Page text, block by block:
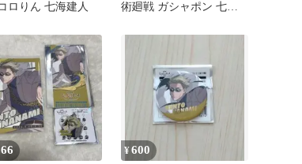
ロりん 七海建人
術廻戦 ガシャポン 七海
¥600